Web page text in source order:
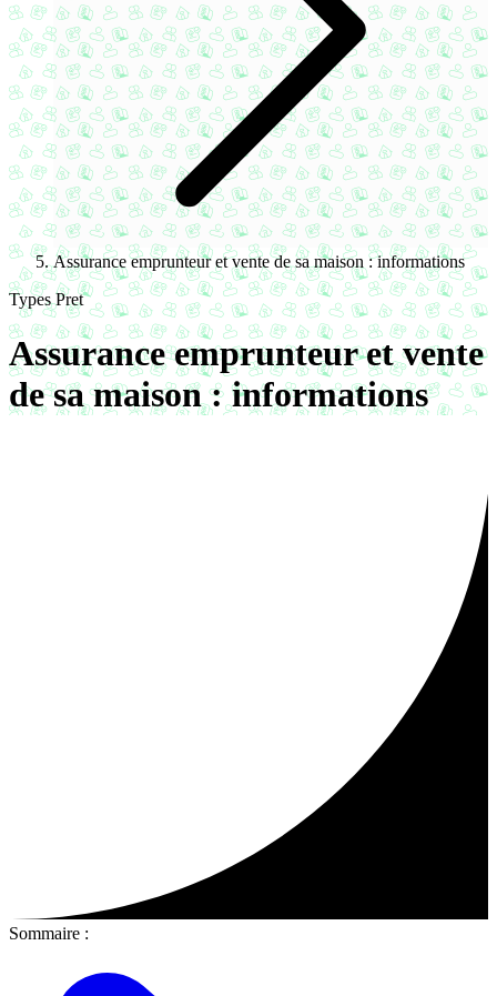
Assurance emprunteur et vente de sa maison : informations
Types Pret
Assurance emprunteur et vente
de sa maison : informations
Sommaire :